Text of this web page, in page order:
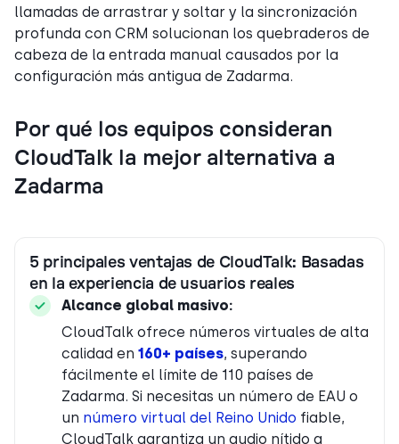
llamadas de arrastrar y soltar y la sincronización
profunda con CRM solucionan los quebraderos de
cabeza de la entrada manual causados por la
configuración más antigua de Zadarma.
Por qué los equipos consideran
CloudTalk la mejor alternativa a
Zadarma
5 principales ventajas de CloudTalk: Basadas
en la experiencia de usuarios reales
Alcance global masivo:
CloudTalk ofrece números virtuales de alta
calidad en 160+ países, superando
fácilmente el límite de 110 países de
Zadarma. Si necesitas un número de EAU o
un número virtual del Reino Unido fiable,
CloudTalk garantiza un audio nítido a